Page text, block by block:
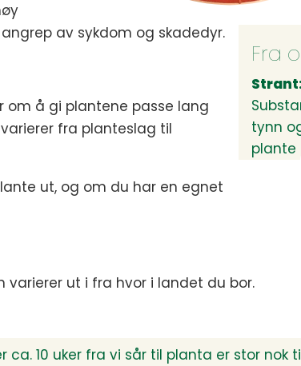
Fra
tynn
plante
av sykdom og skadedyr.
om å gi plantene passe lang
fra planteslag til
ut, og om du har en egnet
varierer ut i fra hvor i landet du bor.
ca. 10 uker fra vi sår til planta er stor nok